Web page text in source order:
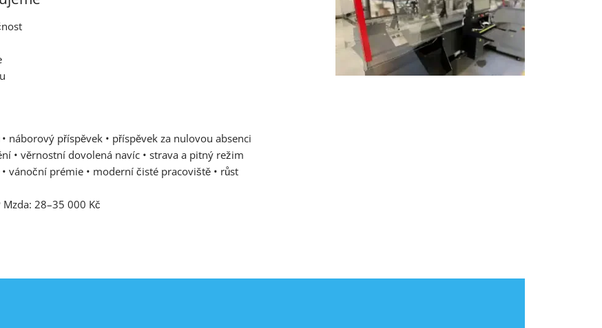
náborový příspěvek • příspěvek za nulovou absenci
• věrnostní dovolená navíc • strava a pitný režim
vánoční prémie • moderní čisté pracoviště • růst
Mzda: 28–35 000 Kč